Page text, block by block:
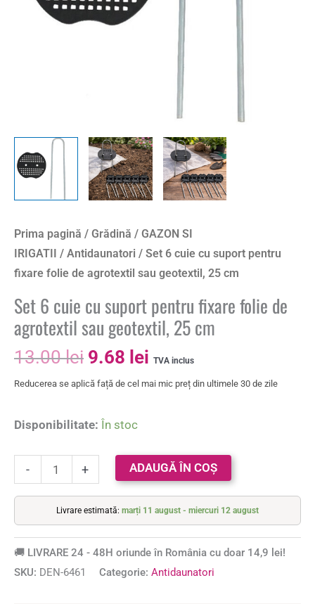
Prima pagină / Grădină / GAZON SI
IRIGATII
/ Antidaunatori / Set 6 cuie cu suport pentru
fixare folie de agrotextil sau geotextil, 25 cm
Set 6 cuie cu suport pentru fixare folie de
agrotextil sau geotextil, 25 cm
13.00lei 9.68 lei TVA inclus
Reducerea se aplică față de cel mai mic preț din ultimele 30 de zile
Disponibilitate: În stoc
-
folie
+ ADAUGĂ ÎN COȘ
Livrare estimată: marți 11 august - miercuri 12 august
🚚 LIVRARE 24 - 48H oriunde în România cu doar 14,9 lei!
SKU: DEN-6461 Categorie: Antidaunatori